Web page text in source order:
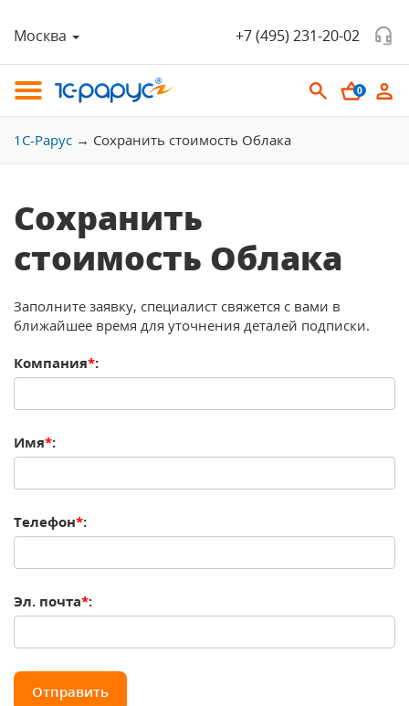
Москва +7 (495) 231-20-02
0
1С-Рарус → Сохранить стоимость Облака
Сохранить
стоимость Облака
Заполните заявку, специалист свяжется с вами в
ближайшее время для уточнения деталей подписки.
Компания*:
Имя*:
Телефон*:
Эл. почта*: